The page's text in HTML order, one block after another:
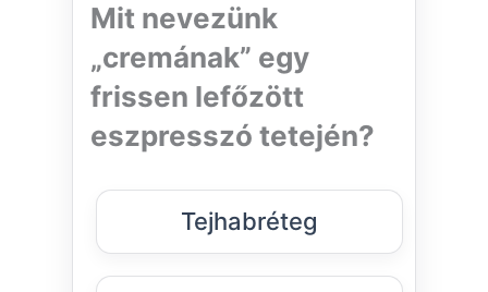
Mit nevezünk
„cremának” egy
frissen lefőzött
eszpresszó tetején?
Tejhabréteg